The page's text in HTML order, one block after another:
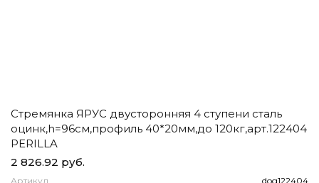
Стремянка ЯРУС двусторонняя 4 ступени сталь
оцинк,h=96см,профиль 40*20мм,до 120кг,арт.122404
PERILLA
2 826.92 руб.
Артикул dog122404